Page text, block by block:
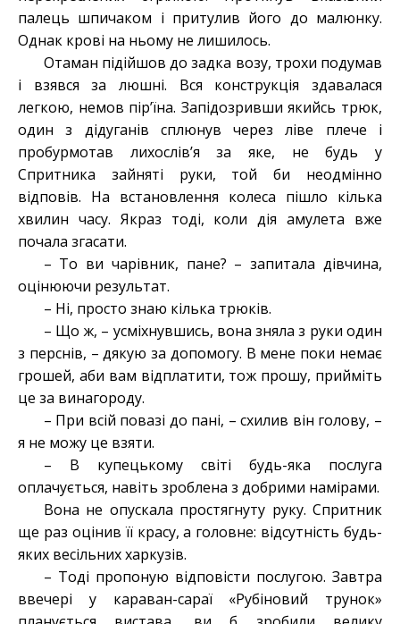
палець шпичаком і притулив його до малюнку.
Однак крові на ньому не лишилось.
Отаман підійшов до задка возу, трохи подумав
і взявся за люшні. Вся конструкція здавалася
легкою, немов пір’їна. Запідозривши якийсь трюк,
один з дідуганів сплюнув через ліве плече і
пробурмотав лихослів’я за яке, не будь у
Спритника зайняті руки, той би неодмінно
відповів. На встановлення колеса пішло кілька
хвилин часу. Якраз тоді, коли дія амулета вже
почала згасати.
– То ви чарівник, пане? – запитала дівчина,
оцінюючи результат.
– Ні, просто знаю кілька трюків.
– Що ж, – усміхнувшись, вона зняла з руки один
з перснів, – дякую за допомогу. В мене поки немає
грошей, аби вам відплатити, тож прошу, прийміть
це за винагороду.
– При всій повазі до пані, – схилив він голову, –
я не можу це взяти.
– В купецькому світі будь-яка послуга
оплачується, навіть зроблена з добрими намірами.
Вона не опускала простягнуту руку. Спритник
ще раз оцінив її красу, а головне: відсутність будь-
яких весільних харкузів.
– Тоді пропоную відповісти послугою. Завтра
ввечері у караван-сараї «Рубіновий трунок»